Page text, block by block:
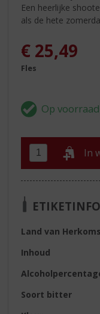
Een heerlijke
als de hete
€ 25,49
Fles
In
Land van
Inhoud
Soort bitter